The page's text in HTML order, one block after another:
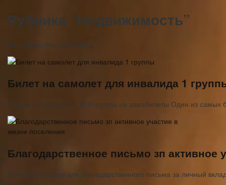
Рубрика “Недвижимость”
Категория: Недвижимость
Билет на самолет для инвалида 1
Скидки инвалидам 1, 2, 3 группы на авиабилеты Один из
Благодарственное письмо зп активное
Примеры текстов для благодарственного письма за личный